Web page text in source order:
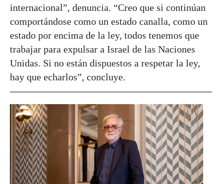
internacional”, denuncia. “Creo que si continúan
comportándose como un estado canalla, como un
estado por encima de la ley, todos tenemos que
trabajar para expulsar a Israel de las Naciones
Unidas. Si no están dispuestos a respetar la ley,
hay que echarlos”, concluye.